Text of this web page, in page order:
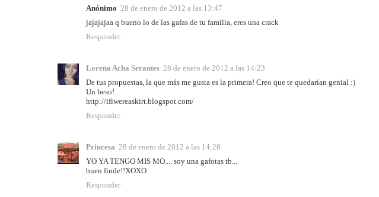
Anónimo 28 de enero de 2012 a las 13:47
jajajajaa q bueno lo de las gafas de tu familia, eres una crack
Responder
Lorena Acha Serantes 28 de enero de 2012 a las 14:23
De tus propuestas, la que más me gusta es la primera! Creo que te quedarían genial :)
Un beso!
http://ifiwereaskirt.blogspot.com/
Responder
Princesa 28 de enero de 2012 a las 14:28
YO YA TENGO MIS MO.... soy una gafotas tb...
buen finde!!XOXO
Responder